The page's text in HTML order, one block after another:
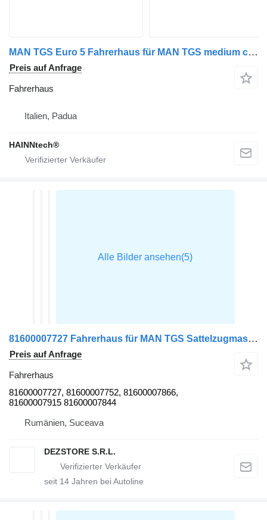
MAN TGS Euro 5 Fahrerhaus für MAN TGS medium cab Sattelzugmaschine
Preis auf Anfrage
Fahrerhaus
Italien, Padua
HAINNtech®
81600007727 Fahrerhaus für MAN TGS Sattelzugmaschine
Preis auf Anfrage
Fahrerhaus
81600007727, 81600007752, 81600007866,
81600007915 81600007844
Rumänien, Suceava
DEZSTORE S.R.L.
seit 14 Jahren bei Autoline